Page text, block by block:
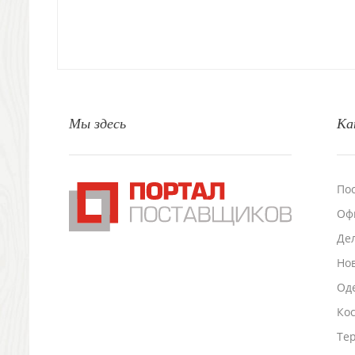
Подставки для визиток записок телефонов
Промо
Антистрессы
Мы здесь